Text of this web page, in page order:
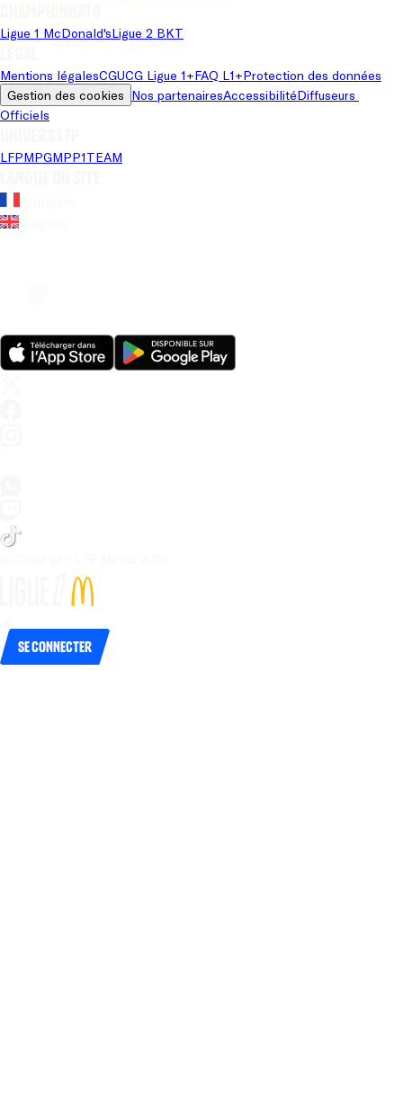
Ligue 1 McDonald'sLigue 2 BKT
Mentions légalesCGUCG Ligue 1+FAQ L1+Protection des données
Gestion des cookies Nos partenairesAccessibilitéDiffuseurs
Officiels
LFPMPGMPP1TEAM
Se connecter